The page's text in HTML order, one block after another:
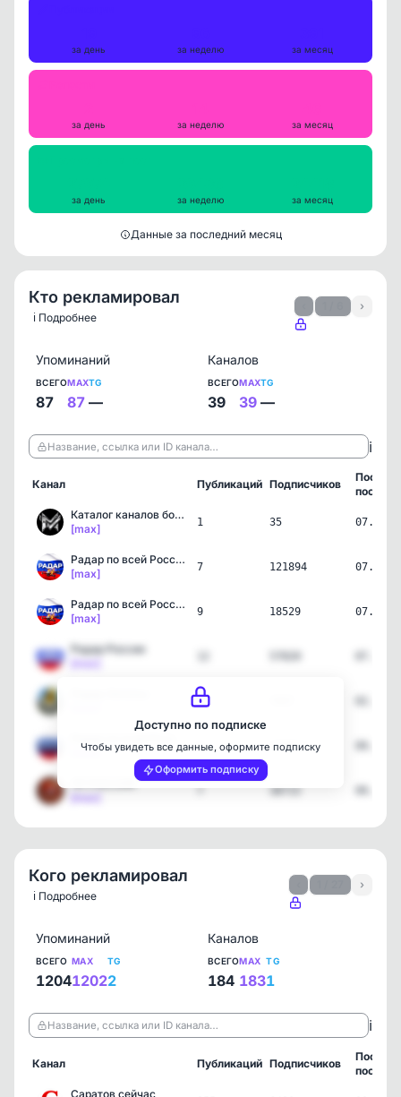
за день за неделю за месяц
за день за неделю за месяц
за день за неделю за месяц
Данные за последний месяц
Кто рекламировал
ℹ️ Подробнее
›
Упоминаний
ВСЕГО
87
MAX
87
TG
—
Каналов
ВСЕГО
39
MAX
39
TG
—
Название, ссылка или ID канала… ℹ️
Канал Публикаций Подписчиков
пост
Каталог каналов ботов в …
[max]
1 35
Радар по всей России | Б…
[max]
7 121894
Радар по всей России | Б…
[max]
9 18529
Радар России
8
[max]
8 273612
7 38715
Доступно по подписке
Чтобы увидеть все данные, оформите подписку
Оформить подписку
Кого рекламировал
ℹ️ Подробнее
›
Упоминаний
ВСЕГО
1204
MAX
1202
TG
2
Каналов
ВСЕГО
184
MAX
183
TG
1
Название, ссылка или ID канала… ℹ️
Канал Публикаций Подписчиков
пост
Саратов сейчас